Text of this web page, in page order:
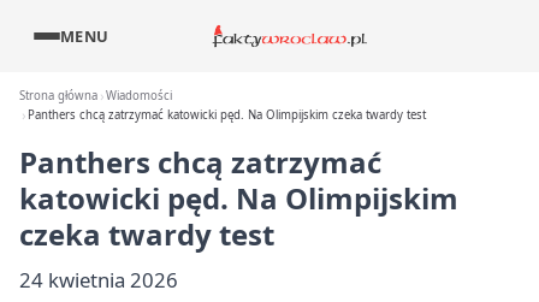
MENU
Strona główna Wiadomości
Panthers chcą zatrzymać katowicki pęd. Na Olimpijskim czeka twardy test
Panthers chcą zatrzymać
katowicki pęd. Na Olimpijskim
czeka twardy test
24 kwietnia 2026